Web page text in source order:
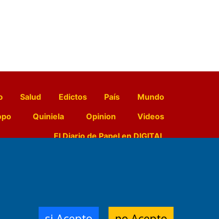
Salud Edictos País
Mundo
Quiniela Opinion
Videos
El Diario de Papel en DIGITAL